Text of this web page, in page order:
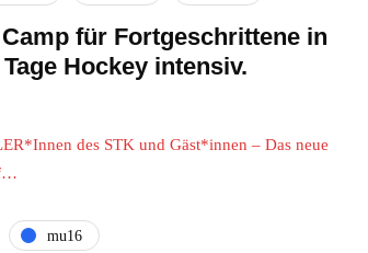
für Fortgeschrittene in
Hockey intensiv.
des STK und Gäst*innen – Das neue
mu16